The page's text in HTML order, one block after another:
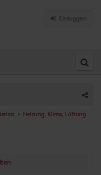
Einloggen
Heizung, Klima, Lüftung